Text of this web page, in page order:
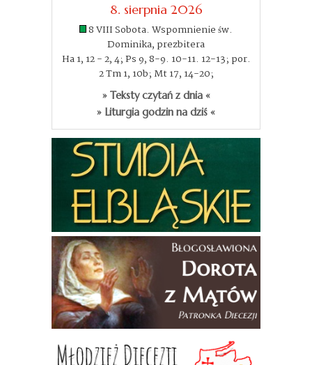
8. sierpnia 2026
8 VIII Sobota. Wspomnienie św.
Dominika, prezbitera
Ha 1, 12 - 2, 4; Ps 9, 8-9. 10-11. 12-13; por.
2 Tm 1, 10b; Mt 17, 14-20;
» Teksty czytań z dnia «
» Liturgia godzin na dziś «